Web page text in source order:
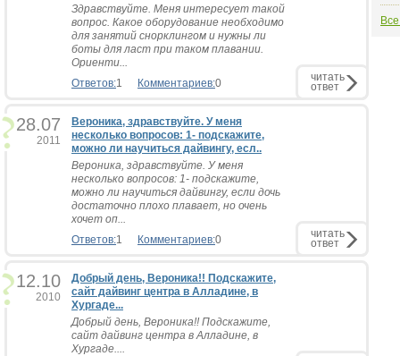
Здравствуйте. Меня интересует такой
вопрос. Какое оборудование необходимо
для занятий снорклингом и нужны ли
боты для ласт при таком плавании.
Ориенти...
Ответов:1 Комментариев:0 читать
ответ
28.07
2011
Вероника, здравствуйте. У меня
несколько вопросов: 1- подскажите,
можно ли научиться дайвингу, есл..
Вероника, здравствуйте. У меня
несколько вопросов: 1- подскажите,
можно ли научиться дайвингу, если дочь
достаточно плохо плавает, но очень
хочет оп...
Ответов:1 Комментариев:0 читать
ответ
12.10
2010
Добрый день, Вероника!! Подскажите,
сайт дайвинг центра в Алладине, в
Хургаде...
Добрый день, Вероника!! Подскажите,
сайт дайвинг центра в Алладине, в
Хургаде....